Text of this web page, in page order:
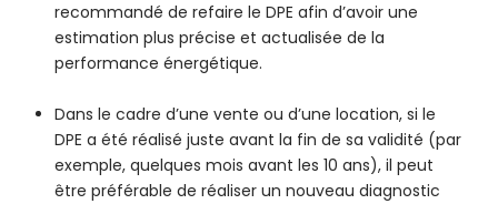
recommandé de refaire le DPE afin d’avoir une
estimation plus précise et actualisée de la
performance énergétique.
Dans le cadre d’une vente ou d’une location, si le
DPE a été réalisé juste avant la fin de sa validité (par
exemple, quelques mois avant les 10 ans), il peut
être préférable de réaliser un nouveau diagnostic